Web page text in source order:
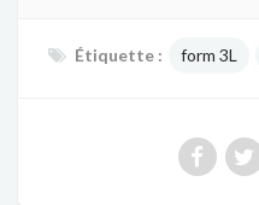
Étiquette : form 3L